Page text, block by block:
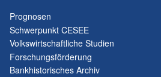
Prognosen
Schwerpunkt CESEE
Volkswirtschaftliche Studien
Forschungsförderung
Bankhistorisches Archiv